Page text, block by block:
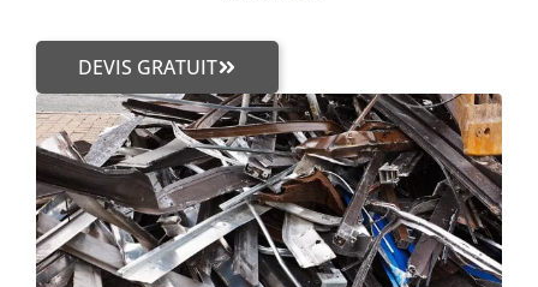
DEVIS GRATUIT